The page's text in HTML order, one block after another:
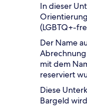
In dieser
(LGBTQ+-
Der Name
mit dem
reserviert
Diese
Bargeld